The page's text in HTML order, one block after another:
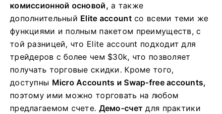
комиссионной основой, а также
дополнительный Elite accountсо всеми теми же
функциями и полным пакетом преимуществ, с
той разницей, что Elite account подходит для
трейдеров с более чем $30k, что позволяет
получать торговые скидки. Кроме того,
доступны Micro Accounts и Swap-free accounts,
поэтому ими можно торговать на любом
предлагаемом счете. Демо-счет для практики